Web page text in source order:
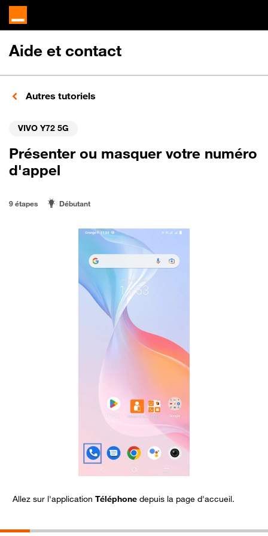
Aide et contact
Autres tutoriels
VIVO Y72 5G
Présenter ou masquer votre numéro
d'appel
9 étapes Débutant
Allez sur l'application Téléphone depuis la page d'accueil.